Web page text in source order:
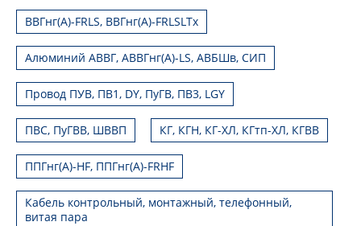
ВВГнг(А)-FRLS, ВВГнг(А)-FRLSLTx
Алюминий АВВГ, АВВГнг(А)-LS, АВБШв, СИП
Провод ПУВ, ПВ1, DY, ПуГВ, ПВ3, LGY
ПВС, ПуГВВ, ШВВП КГ, КГН, КГ-ХЛ, КГтп-ХЛ, КГВВ
ППГнг(А)-HF, ППГнг(А)-FRHF
Кабель контрольный, монтажный, телефонный,
витая пара